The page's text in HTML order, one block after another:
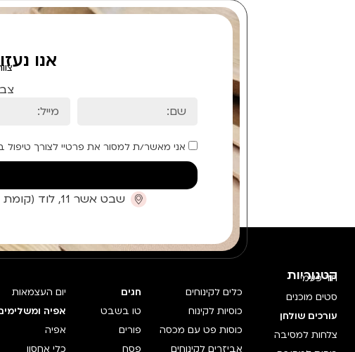
אנו
אני מאשר/ת למסור את פרטיי לצורך טיפול
שבט אשר 11, לוד (קומת כניסה)
קטגוריות
חד פעמי
סטים מוכנים
עורכים שולחן
צלחות למסיבה
כלים לקינוחים
כוסיות לקינוח
כוסות פט עם מכסה
חגים
טו בשבט
פורים
יום העצמאות
אפיה
אפיה